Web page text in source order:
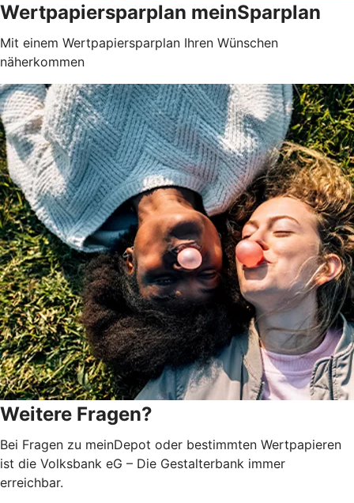
Wertpapiersparplan meinSparplan
Mit einem Wertpapiersparplan Ihren Wünschen
näherkommen
Weitere Fragen?
Bei Fragen zu meinDepot oder bestimmten Wertpapieren
ist die Volksbank eG – Die Gestalterbank immer
erreichbar.